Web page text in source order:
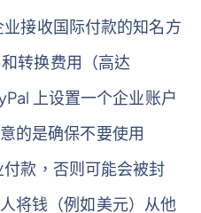
接收国际付款的知名方
转换费用（高达
上设置一个企业账户
的是确保不要使用
款，否则可能会被封
将钱（例如美元）从他